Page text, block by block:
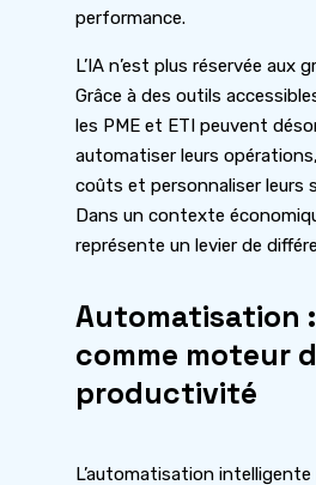
performance.
L’IA n’est plus réservée aux
Grâce à des outils
les PME et ETI peuvent
automatiser leurs
coûts et personnaliser leurs
Dans un contexte
représente un levier de
Automatisation :
comme moteur
productivité
L’automatisation intelligente